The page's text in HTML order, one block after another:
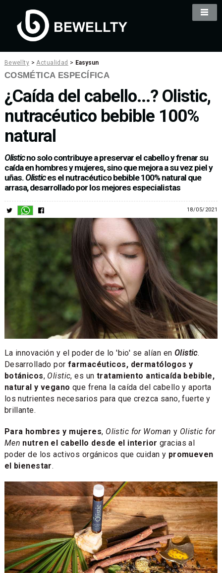
Bewellty >Actualidad > Easysun
COSMÉTICA ESPECÍFICA
¿Caída del cabello...? Olistic,
nutracéutico bebible 100%
natural
Olisticno solo contribuye a preservar el cabello y frenar su
caída en hombres y mujeres, sino que mejora a su vez piel y
uñas. Olistices el nutracéutico bebible 100% natural que
arrasa, desarrollado por los mejores especialistas
18/05/2021
La innovación y el poder de lo 'bio' se alían en Olistic.
Desarrollado porfarmacéuticos, dermatólogos y
botánicos, Olistic, es un tratamiento anticaída bebible,
natural y vegano que frena la caída del cabello y aporta
los nutrientes necesarios para que crezca sano, fuerte y
brillante.
Para hombres y mujeres, Olistic for Woman y Olistic for
Men nutren el cabello desde el interior gracias al
poder de los activos orgánicos que cuidan y promueven
el bienestar.